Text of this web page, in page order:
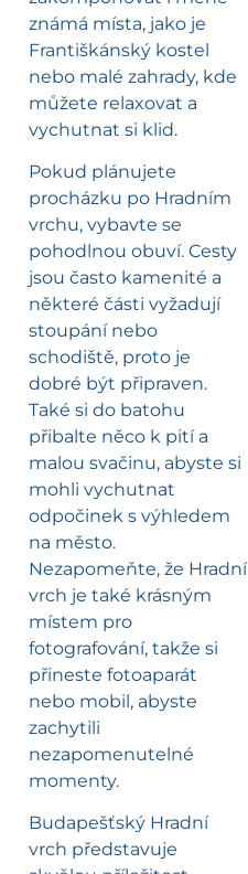
známá místa, jako je
Františkánský kostel
nebo malé zahrady, kde
můžete relaxovat a
vychutnat si klid.
Pokud plánujete
procházku po Hradním
vrchu, vybavte se
pohodlnou obuví. Cesty
jsou často kamenité a
některé části vyžadují
stoupání nebo
schodiště, proto je
dobré být připraven.
Také si do batohu
přibalte něco k pití a
malou svačinu, abyste si
mohli vychutnat
odpočinek s výhledem
na město.
Nezapomeňte, že Hradní
vrch je také krásným
místem pro
fotografování, takže si
přineste fotoaparát
nebo mobil, abyste
zachytili
nezapomenutelné
momenty.
Budapešťský Hradní
vrch představuje